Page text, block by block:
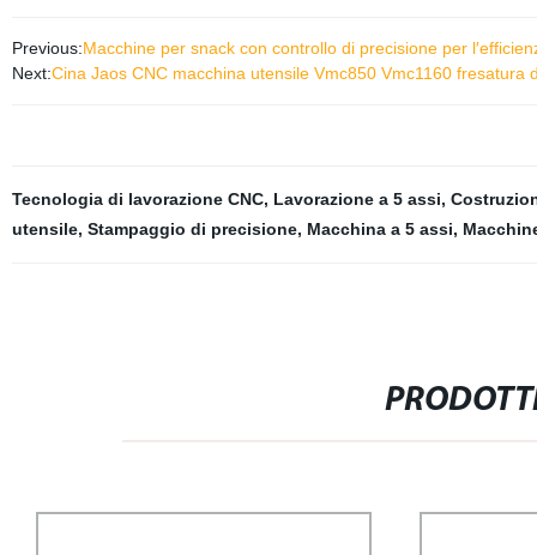
Previous:Macchine per snack con controllo di precisione per
Next:Cina Jaos CNC macchina utensile Vmc850 Vmc1160 fresatura
Tecnologia di lavorazione CNC, Lavorazione a 5 assi,
utensile, Stampaggio di precisione, Macchina a 5 assi,